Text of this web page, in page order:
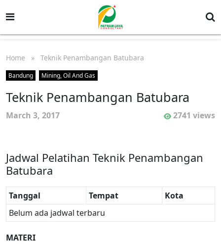
Home » Teknik Penambangan Batubara
Bandung Mining, Oil And Gas
Teknik Penambangan Batubara
March 3, 2017 2741 views
Jadwal Pelatihan Teknik Penambangan
Batubara
Tanggal Tempat
Kota
Belum ada jadwal terbaru
MATERI